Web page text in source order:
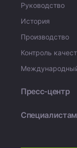
Руководство
История
Производство
Контроль
Пресс-центр
Специалистам